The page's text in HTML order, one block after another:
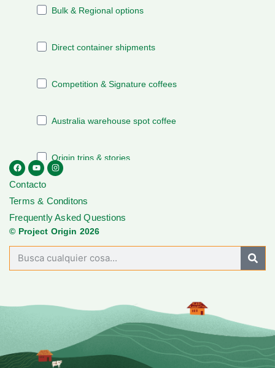
Contacto
Terms & Conditons
Frequently Asked Questions
© Project Origin 2026